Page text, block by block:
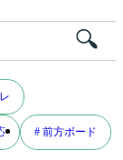
# 前方ボード